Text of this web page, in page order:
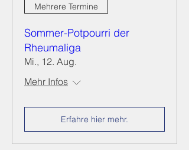
Mehrere Termine
Sommer-Potpourri der
Rheumaliga
Mi., 12. Aug.
Mehr Infos
Erfahre hier mehr.